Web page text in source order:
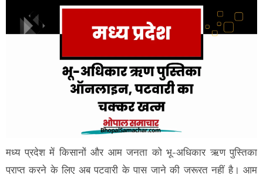
मध्य प्रदेश में किसानों और आम जनता को भू-अधिकार ऋण पुस्तिका
प्राप्त करने के लिए अब पटवारी के पास जाने की जरूरत नहीं है। आम